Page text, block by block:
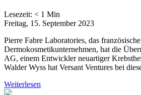
Lesezeit: < 1 Min
Freitag, 15. September 2023
Pierre Fabre Laboratories, das
Dermokosmetikunternehmen, hat die
AG, einem Entwickler neuartiger
Walder Wyss hat Versant Ventures bei
Weiterlesen